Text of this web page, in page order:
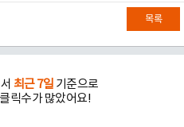
목록
최근 7일 기준으로
릭수가 많았어요!